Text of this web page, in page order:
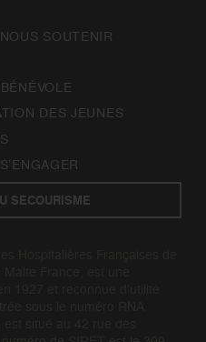
SOUTENIR
DES JEUNES
SECOURISME